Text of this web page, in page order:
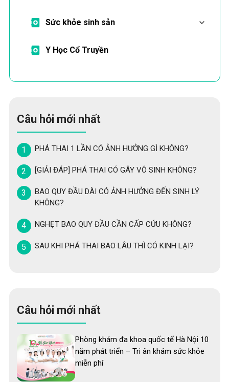
Sức khỏe sinh sản
Y Học Cổ Truyền
Câu hỏi mới nhất
PHÁ THAI 1 LẦN CÓ ẢNH HƯỞNG GÌ KHÔNG?
[GIẢI ĐÁP] PHÁ THAI CÓ GÂY VÔ SINH KHÔNG?
BAO QUY ĐẦU DÀI CÓ ẢNH HƯỞNG ĐẾN SINH LÝ
KHÔNG?
NGHẸT BAO QUY ĐẦU CẦN CẤP CỨU KHÔNG?
SAU KHI PHÁ THAI BAO LÂU THÌ CÓ KINH LẠI?
Câu hỏi mới nhất
Phòng khám đa khoa quốc tế Hà Nội 10
năm phát triển – Tri ân khám sức khỏe
miễn phí